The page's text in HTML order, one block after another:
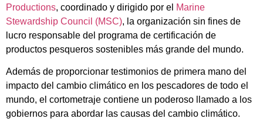
Productions, coordinado y dirigido por el Marine
Stewardship Council (MSC), la organización sin fines de
lucro responsable del programa de certificación de
productos pesqueros sostenibles más grande del mundo.
Además de proporcionar testimonios de primera mano del
impacto del cambio climático en los pescadores de todo el
mundo, el cortometraje contiene un poderoso llamado a los
gobiernos para abordar las causas del cambio climático.